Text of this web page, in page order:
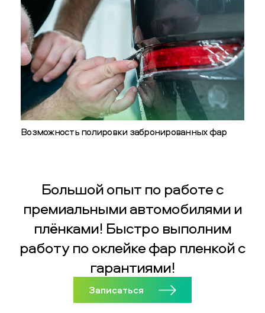
Возможность полировки забронированных фар
Большой опыт по работе с
премиальными автомобилями и
плёнками! Быстро выполним
работу по оклейке фар пленкой с
гарантиями!
Записаться